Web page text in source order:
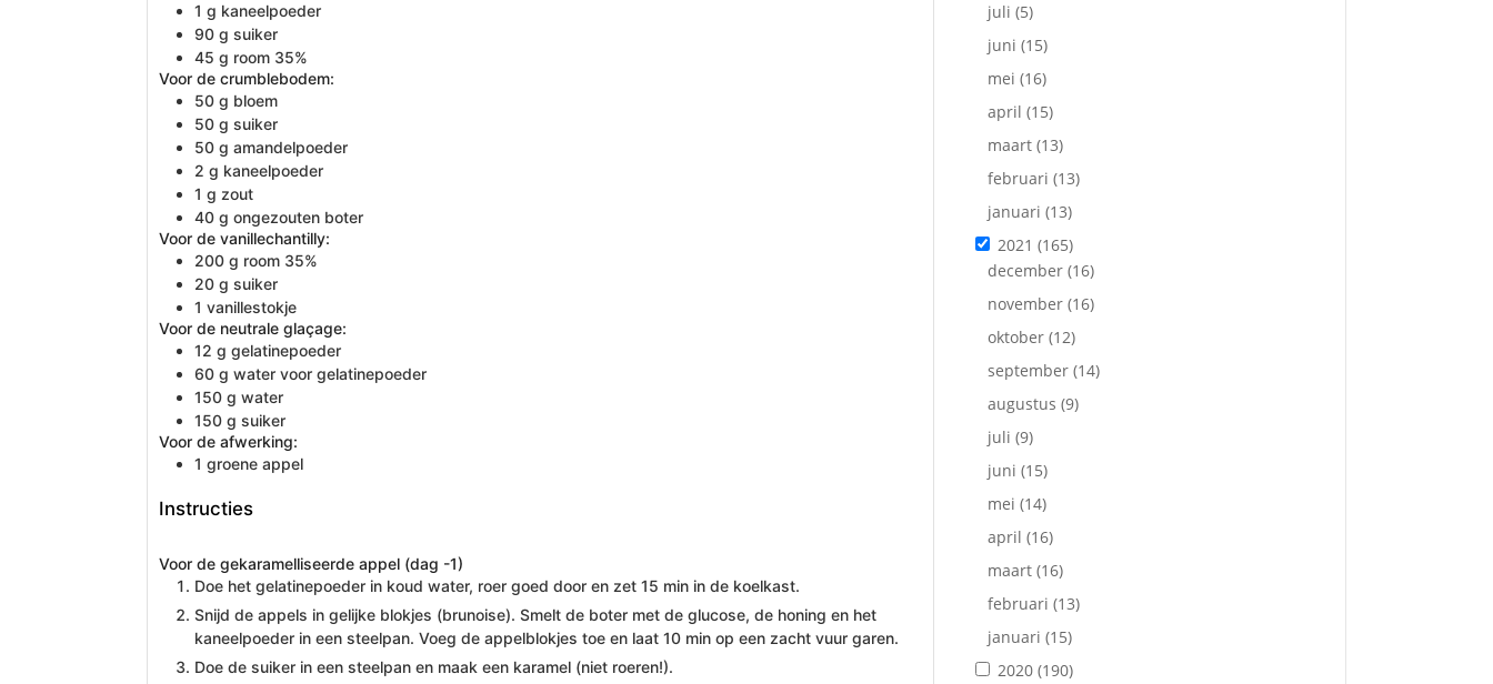
1 g kaneelpoeder
90 g suiker
45 g room 35%
Voor de crumblebodem:
50 g bloem
50 g suiker
50 g amandelpoeder
2 g kaneelpoeder
1 g zout
40 g ongezouten boter
Voor de vanillechantilly:
200 g room 35%
20 g suiker
1 vanillestokje
Voor de neutrale glaçage:
12 g gelatinepoeder
60 g water voor gelatinepoeder
150 g water
150 g suiker
Voor de afwerking:
1 groene appel
Instructies
Voor de gekaramelliseerde appel (dag -1)
Doe het gelatinepoeder in koud water, roer goed door en zet 15 min in de koelkast.
Snijd de appels in gelijke blokjes (brunoise). Smelt de boter met de glucose, de honing en het
kaneelpoeder in een steelpan. Voeg de appelblokjes toe en laat 10 min op een zacht vuur garen.
Doe de suiker in een steelpan en maak een karamel (niet roeren!).
juli (5)
juni (15)
mei (16)
april (15)
maart(13)
februari (13)
januari (13)
2021 (165)
december(16)
november(16)
oktober(12)
september(14)
augustus (9)
juli (9)
juni (15)
mei (14)
april (16)
maart(16)
februari (13)
januari (15)
2020(190)